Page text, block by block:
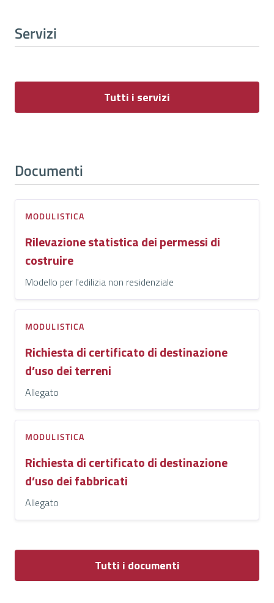
Servizi
Tutti i servizi
Documenti
MODULISTICA
Rilevazione statistica dei permessi di
costruire
Modello per l'edilizia non residenziale
MODULISTICA
Richiesta di certificato di destinazione
d’uso dei terreni
Allegato
MODULISTICA
Richiesta di certificato di destinazione
d’uso dei fabbricati
Allegato
Tutti i documenti